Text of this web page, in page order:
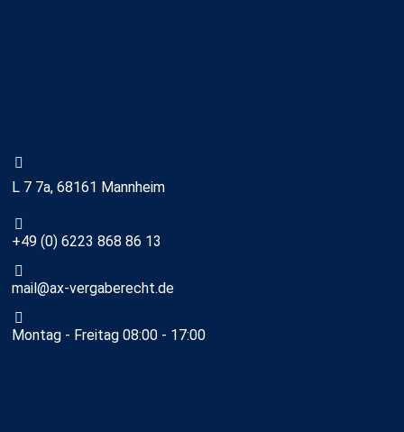
L 7 7a, 68161 Mannheim
+49 (0) 6223 868 86 13
mail@ax-vergaberecht.de
Montag - Freitag 08:00 - 17:00